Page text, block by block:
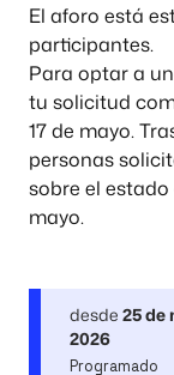
El aforo está
participantes.
Para optar a
tu solicitud
17 de mayo.
personas
sobre el
mayo.
desde 25 de
2026
Programado